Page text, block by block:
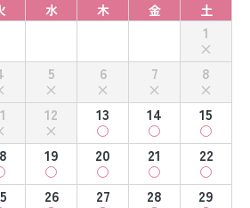
水 木 金 土
1
5 6 7
8
12 13 14
15
19 20 21
22
26 27 28
29